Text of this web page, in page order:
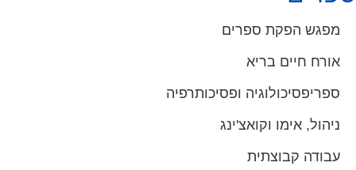
מפגש הפקת ספרים
אורח חיים בריא
ספריפסיכולוגיה ופסיכותרפיה
ניהול, אימו וקואצ'ינג
עבודה קבוצתית